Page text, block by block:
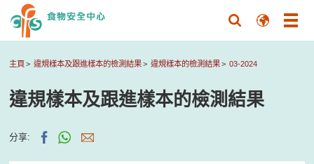
主頁 違規樣本及跟進樣本的檢測結果 違規樣本的檢測結果 03-2024
違規樣本及跟進樣本的檢測結果
分享: